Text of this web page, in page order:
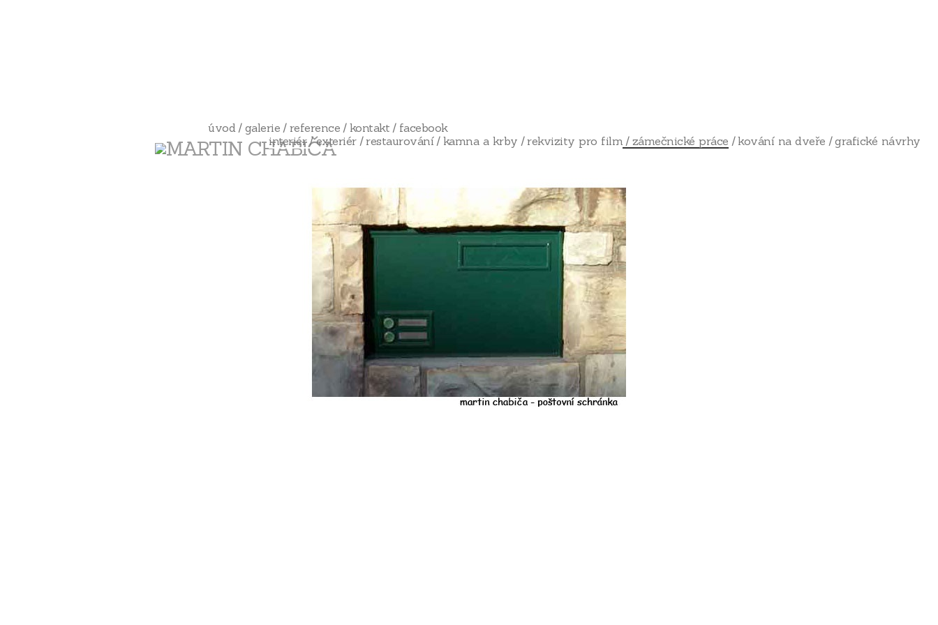
úvod
galerie
interiér
exteriér restaurování kamna a krby rekvizity pro film zámečnické práce kování na dveře grafické návrhy
reference kontakt facebook